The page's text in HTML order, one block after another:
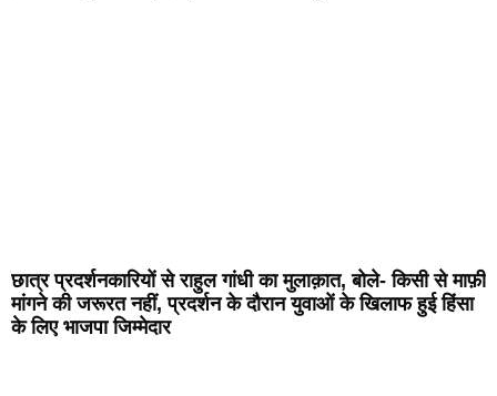
छात्र प्रदर्शनकारियों से राहुल गांधी का मुलाक़ात, बोले- किसी से माफ़ी
मांगने की जरूरत नहीं, प्रदर्शन के दौरान युवाओं के खिलाफ हुई हिंसा
के लिए भाजपा जिम्मेदार